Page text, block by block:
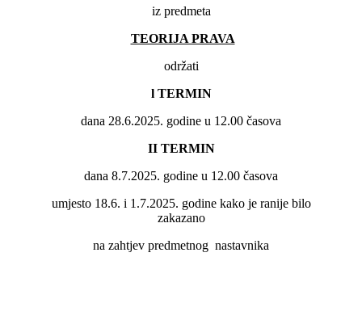
iz predmeta
TEORIJA PRAVA
održati
l TERMIN
dana 28.6.2025. godine u 12.00 časova
IITERMIN
dana 8.7.2025. godine u 12.00 časova
umjesto 18.6. i 1.7.2025. godine kako je ranije bilo
zakazano
na zahtjev predmetnog nastavnika